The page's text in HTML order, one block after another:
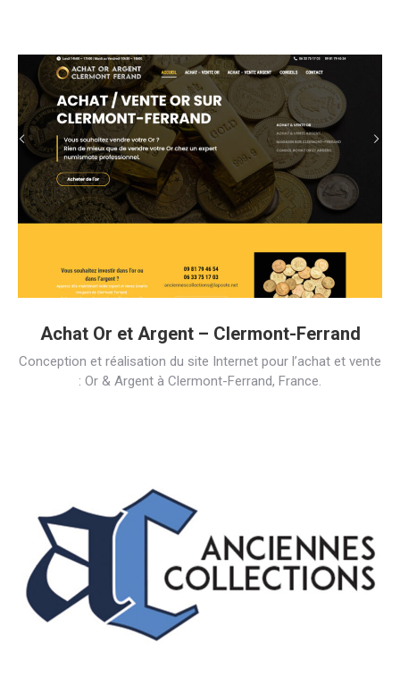
Achat Or et Argent – Clermont-Ferrand
Conception et réalisation du site Internet pour l’achat et vente
: Or & Argent à Clermont-Ferrand, France.